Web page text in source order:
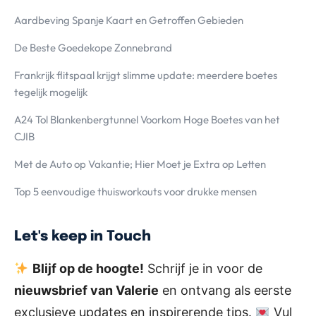
Aardbeving Spanje Kaart en Getroffen Gebieden
De Beste Goedekope Zonnebrand
Frankrijk flitspaal krijgt slimme update: meerdere boetes
tegelijk mogelijk
A24 Tol Blankenbergtunnel Voorkom Hoge Boetes van het
CJIB
Met de Auto op Vakantie; Hier Moet je Extra op Letten
Top 5 eenvoudige thuisworkouts voor drukke mensen
Let's keep in Touch
Blijf op de hoogte! Schrijf je in voor de
nieuwsbrief van Valerie en ontvang als eerste
exclusieve updates en inspirerende tips.
Vul